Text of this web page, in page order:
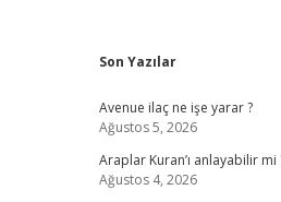
Sidebar
Son Yazılar
Avenue ilaç ne işe yarar ?
Ağustos 5, 2026
Araplar Kuran’ı anlayabilir mi
Ağustos 4, 2026